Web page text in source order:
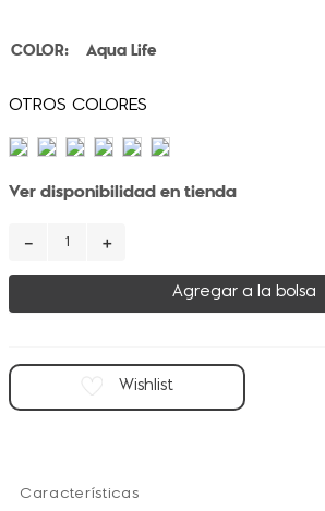
Aqua Life
Ver disponibilidad en tienda
＋
－
Agregar a la bolsa
Características